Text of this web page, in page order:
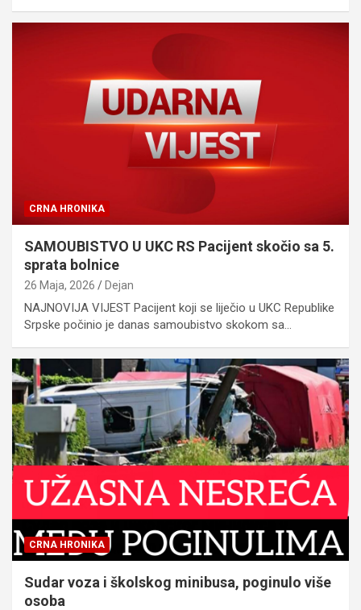
CRNA HRONIKA
SAMOUBISTVO U UKC RS Pacijent skočio sa 5.
sprata bolnice
26 Maja, 2026 Dejan
NAJNOVIJA VIJEST Pacijent koji se liječio u UKC Republike
Srpske počinio je danas samoubistvo skokom sa…
CRNA HRONIKA
Sudar voza i školskog minibusa, poginulo više
osoba